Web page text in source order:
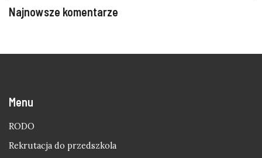
Najnowsze komentarze
Menu
RODO
Rekrutacja do przedszkola